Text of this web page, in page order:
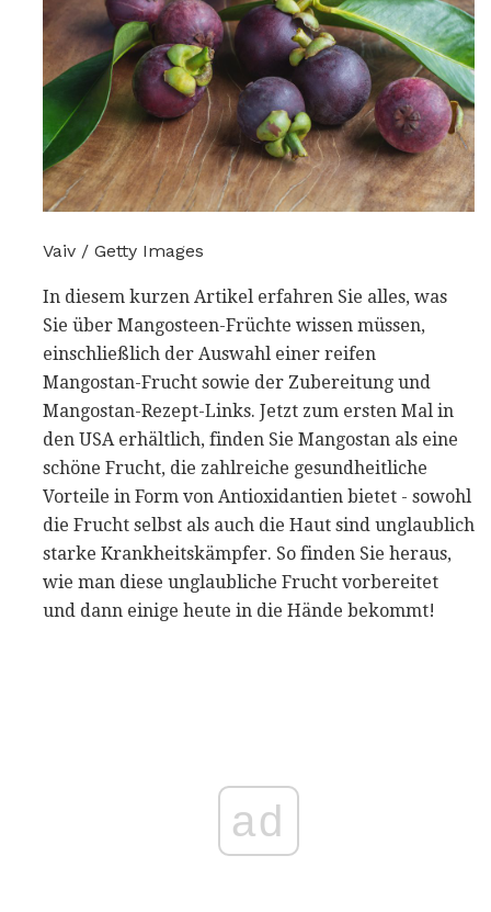
Vaiv / Getty Images
In diesem kurzen Artikel erfahren Sie alles, was
Sie über Mangosteen-Früchte wissen müssen,
einschließlich der Auswahl einer reifen
Mangostan-Frucht sowie der Zubereitung und
Mangostan-Rezept-Links. Jetzt zum ersten Mal in
den USA erhältlich, finden Sie Mangostan als eine
schöne Frucht, die zahlreiche gesundheitliche
Vorteile in Form von Antioxidantien bietet - sowohl
die Frucht selbst als auch die Haut sind unglaublich
starke Krankheitskämpfer. So finden Sie heraus,
wie man diese unglaubliche Frucht vorbereitet
und dann einige heute in die Hände bekommt!
ad